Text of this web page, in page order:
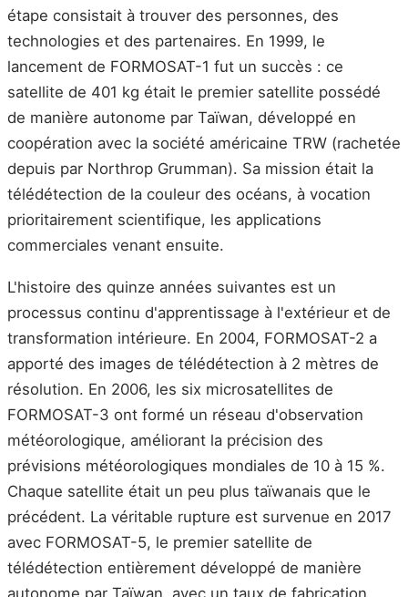
étape consistait à trouver des personnes, des
technologies et des partenaires. En 1999, le
lancement de FORMOSAT-1 fut un succès : ce
satellite de 401 kg était le premier satellite possédé
de manière autonome par Taïwan, développé en
coopération avec la société américaine TRW (rachetée
depuis par Northrop Grumman). Sa mission était la
télédétection de la couleur des océans, à vocation
prioritairement scientifique, les applications
commerciales venant ensuite.
L'histoire des quinze années suivantes est un
processus continu d'apprentissage à l'extérieur et de
transformation intérieure. En 2004, FORMOSAT-2 a
apporté des images de télédétection à 2 mètres de
résolution. En 2006, les six microsatellites de
FORMOSAT-3 ont formé un réseau d'observation
météorologique, améliorant la précision des
prévisions météorologiques mondiales de 10 à 15 %.
Chaque satellite était un peu plus taïwanais que le
précédent. La véritable rupture est survenue en 2017
avec FORMOSAT-5, le premier satellite de
télédétection entièrement développé de manière
autonome par Taïwan, avec un taux de fabrication